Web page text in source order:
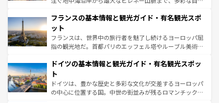
なお、新着のイタリア情報はコンテンツ一覧を参照してほ
しい。
文化が根付くこの国では、情熱的なフラメンコ、熱気あふ
れる闘牛、そして美味しいタパスが生活の一部となってい
る。首都マドリードの洗練された雰囲気や、バルセロナの
アートに溢れた街角から、地方では古代ローマ遺跡や中世
せる。地方によって風土や気候が異なるスペインはその個
ンテンツ一覧 を参照してほしい。
フランスの基本情報と観光ガイド・有名観光スポ
ット
フランスは、世界中の旅行者を魅了し続けるヨーロッパ屈
指の観光地だ。首都パリのエッフェル塔やルーブル美術館
で、幅広い魅力が詰まっている。華麗な宮殿、歴史的な大
聖堂、美しいビーチ、そして豊かな自然が、訪れる者を心
から魅了する。また、フランスは美食の国としても知ら
れ、フランス料理はユネスコ無形文化遺産にも登録されて
ドイツの基本情報と観光ガイド・有名観光スポッ
ト
ドイツは、豊かな歴史と多彩な文化が交差するヨーロッパ
の中心に位置する国。中世の街並みが残るロマンチック街